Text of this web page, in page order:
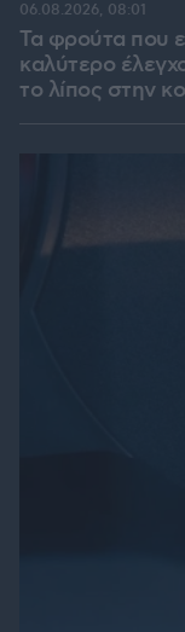
Τα φρούτα που
καλύτερο
το λίπος στην
06.08.2026, 08:01